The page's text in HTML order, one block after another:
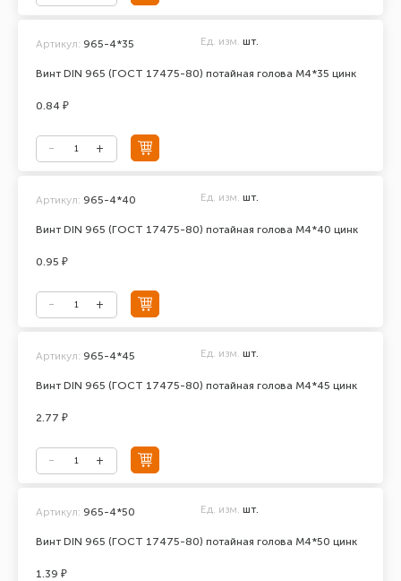
Винт DIN 965 (ГОСТ 17475-80) потайная голова М4*35 цинк
Артикул: 965-4*35 Ед. изм. шт.
0.84 ₽
Винт DIN 965 (ГОСТ 17475-80) потайная голова М4*40 цинк
Артикул: 965-4*40 Ед. изм. шт.
0.95 ₽
Винт DIN 965 (ГОСТ 17475-80) потайная голова М4*45 цинк
Артикул: 965-4*45 Ед. изм. шт.
2.77 ₽
Винт DIN 965 (ГОСТ 17475-80) потайная голова М4*50 цинк
Артикул: 965-4*50 Ед. изм. шт.
1.39 ₽